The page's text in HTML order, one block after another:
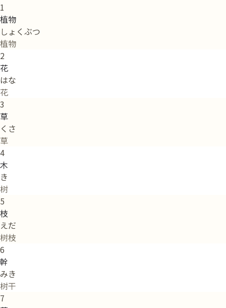
1
植物
しょくぶつ
植物
2
花
はな
花
3
草
くさ
草
4
木
き
树
5
枝
えだ
树枝
6
幹
みき
树干
7